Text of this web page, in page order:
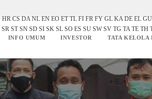
HR CS DA NL EN EO ET TL FI FR FY GL KA DE EL GU
SR ST SN SD SI SK SL SO ES SU SW SV TG TA TE TH
INFO UMUM INVESTOR TATA KELOLA